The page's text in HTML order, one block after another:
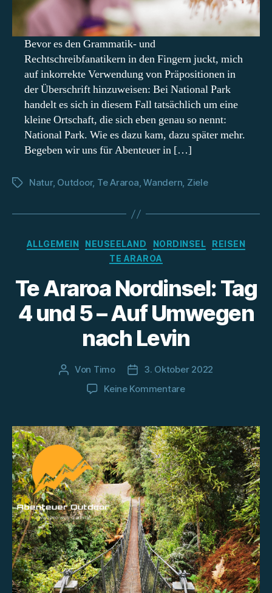
Bevor es den Grammatik- und
Rechtschreibfanatikern in den Fingern juckt, mich
auf inkorrekte Verwendung von Präpositionen in
der Überschrift hinzuweisen: Bei National Park
handelt es sich in diesem Fall tatsächlich um eine
kleine Ortschaft, die sich eben genau so nennt:
National Park. Wie es dazu kam, dazu später mehr.
Begeben wir uns für Abenteuer in […]
Schlagwörter
Natur, Outdoor, Te Araroa,Wandern, Ziele
Kategorien
ALLGEMEIN NEUSEELAND NORDINSEL
REISEN
TE ARAROA
Te Araroa Nordinsel: Tag
4 und 5 – Auf Umwegen
nach Levin
Beitragsautor
Von Timo Beitragsdatum
3. Oktober 2022
Keine Kommentarezu
Nordinsel:
Tag
4
und
5
–
Auf
Umwegen
nach
Levin